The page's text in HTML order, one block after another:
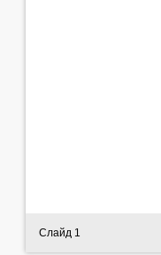
Слайд 1